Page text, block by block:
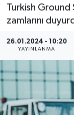
Turkish Ground
zamlarını
26.01.2024 - 10:20
YAYINLANMA